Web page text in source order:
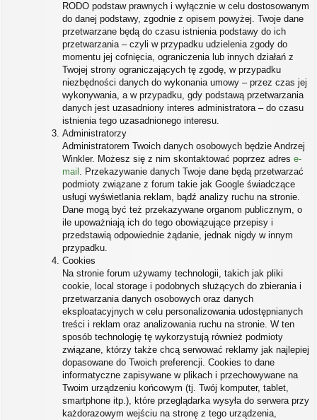
RODO podstaw prawnych i wyłącznie w celu dostosowanym
do danej podstawy, zgodnie z opisem powyżej. Twoje dane
przetwarzane będą do czasu istnienia podstawy do ich
przetwarzania – czyli w przypadku udzielenia zgody do
momentu jej cofnięcia, ograniczenia lub innych działań z
Twojej strony ograniczających tę zgodę, w przypadku
niezbędności danych do wykonania umowy – przez czas jej
wykonywania, a w przypadku, gdy podstawą przetwarzania
danych jest uzasadniony interes administratora – do czasu
istnienia tego uzasadnionego interesu.
Administratorzy
Administratorem Twoich danych osobowych będzie Andrzej
Winkler. Możesz się z nim skontaktować poprzez adres e-
mail . Przekazywanie danych Twoje dane będą przetwarzać
podmioty związane z forum takie jak Google świadczące
usługi wyświetlania reklam, bądź analizy ruchu na stronie.
Dane mogą być też przekazywane organom publicznym, o
ile upoważniają ich do tego obowiązujące przepisy i
przedstawią odpowiednie żądanie, jednak nigdy w innym
przypadku.
Cookies
Na stronie forum używamy technologii, takich jak pliki
cookie, local storage i podobnych służących do zbierania i
przetwarzania danych osobowych oraz danych
eksploatacyjnych w celu personalizowania udostępnianych
treści i reklam oraz analizowania ruchu na stronie. W ten
sposób technologię tę wykorzystują również podmioty
związane, którzy także chcą serwować reklamy jak najlepiej
dopasowane do Twoich preferencji. Cookies to dane
informatyczne zapisywane w plikach i przechowywane na
Twoim urządzeniu końcowym (tj. Twój komputer, tablet,
smartphone itp.), które przeglądarka wysyła do serwera przy
każdorazowym wejściu na stronę z tego urządzenia,